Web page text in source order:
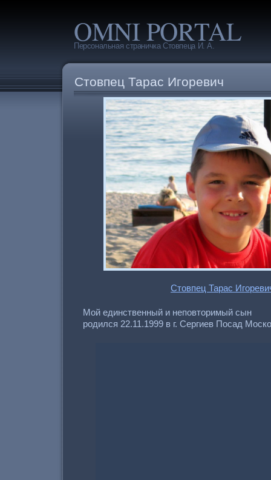
OMNI PORTAL
Персональная страничка Стовпеца И. А.
Стовпец Тарас Игоревич
Стовпец Тарас
Мой единственный и неповторимый сын
родился 22.11.1999 в г. Сергиев Посад